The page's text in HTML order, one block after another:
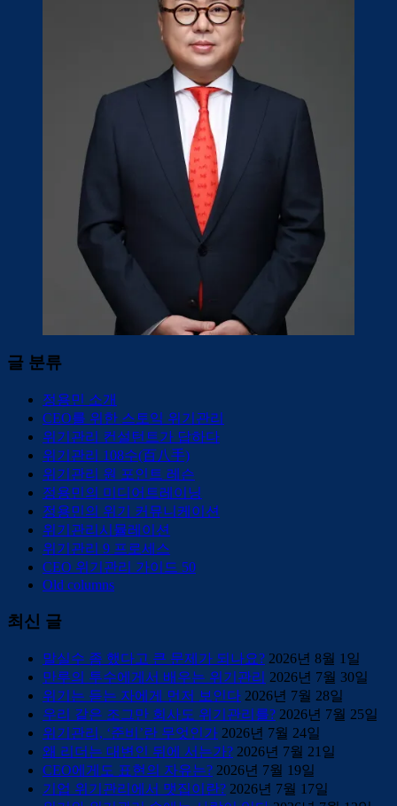
글 분류
정용민 소개
CEO를 위한 스토익 위기관리
위기관리 컨설턴트가 답하다
위기관리 108수(百八手)
위기관리 원 포인트 레슨
정용민의 미디어트레이닝
정용민의 위기 커뮤니케이션
위기관리시뮬레이션
위기관리 9 프로세스
CEO 위기관리 가이드 50
Old columns
최신 글
말실수 좀 했다고 큰 문제가 되나요? 2026년 8월 1일
만루의 투수에게서 배우는 위기관리 2026년 7월 30일
위기는 듣는 자에게 먼저 보인다 2026년 7월 28일
우리 같은 조그만 회사도 위기관리를? 2026년 7월 25일
위기관리, ‘준비’란 무엇인가 2026년 7월 24일
왜 리더는 대변인 뒤에 서는가? 2026년 7월 21일
CEO에게도 표현의 자유는? 2026년 7월 19일
기업 위기관리에서 맷집이란? 2026년 7월 17일